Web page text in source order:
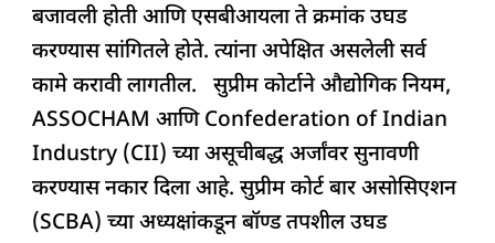
बजावली होती आणि एसबीआयला ते क्रमांक उघड
करण्यास सांगितले होते. त्यांना अपेक्षित असलेली सर्व
कामे करावी लागतील. सुप्रीम कोर्टाने औद्योगिक नियम,
ASSOCHAM आणि Confederation of Indian
Industry (CII) च्या असूचीबद्ध अर्जांवर सुनावणी
करण्यास नकार दिला आहे. सुप्रीम कोर्ट बार असोसिएशन
(SCBA) च्या अध्यक्षांकडून बॉण्ड तपशील उघड